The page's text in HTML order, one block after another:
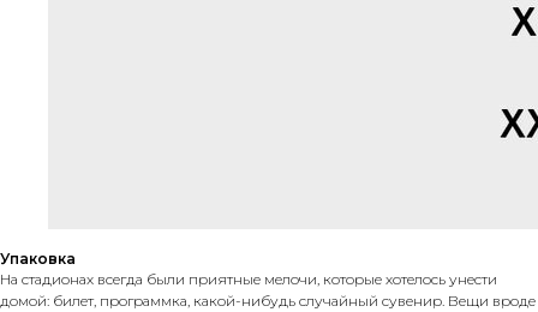
Упаковка
На стадионах всегда были приятные мелочи, которые хотелось унести
домой: билет, программка, какой-нибудь случайный сувенир. Вещи вроде